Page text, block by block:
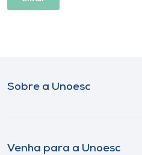
Sobre a Unoesc
Venha para a Unoesc